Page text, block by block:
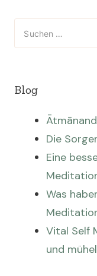
Suchen
nach:
Blog
Die
Eine
Was
Vital Self
und